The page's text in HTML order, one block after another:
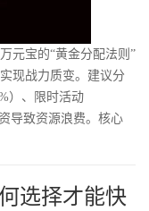
元宝的“黄金分配法则”
现战力质变。建议分
）、限时活动
导致资源浪费。核心
选择才能快